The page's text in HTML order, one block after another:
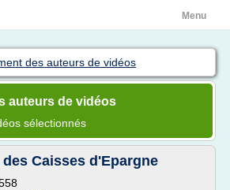
Menu
des auteurs de vidéos
auteurs de vidéos
sélectionnés
Caisses d'Epargne